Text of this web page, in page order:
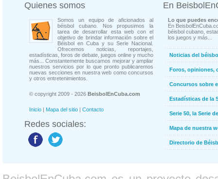
Quienes somos
Somos un equipo de aficionados al
béisbol cubano. Nos propusimos la
tarea de desarrollar esta web con el
objetivo de brindar información sobre el
Béisbol en Cuba y su Serie Nacional.
Ofrecemos noticias, reportajes,
estadísticas, foros de debate, juegos online y mucho
más... Constantemente buscamos mejorar y ampliar
nuestros servicios por lo que pronto publicaremos
nuevas secciones en nuestra web como concursos
y otros entretenimientos.
© copyright 2009 - 2026 BeisbolEnCuba.com
Inicio | Mapa del sitio | Contacto
Redes sociales:
En
Lo que puedes
En
béisbol cubano,
los juegos y más...
Noticias del
Foros, opiniones,
Concursos sobre
Estadísticas de la
Serie 50, la Serie
Mapa de nuestra
Directorio de